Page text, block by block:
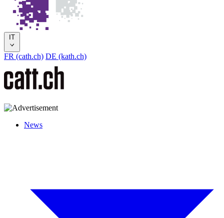
IT
FR (cath.ch) DE (kath.ch)
News